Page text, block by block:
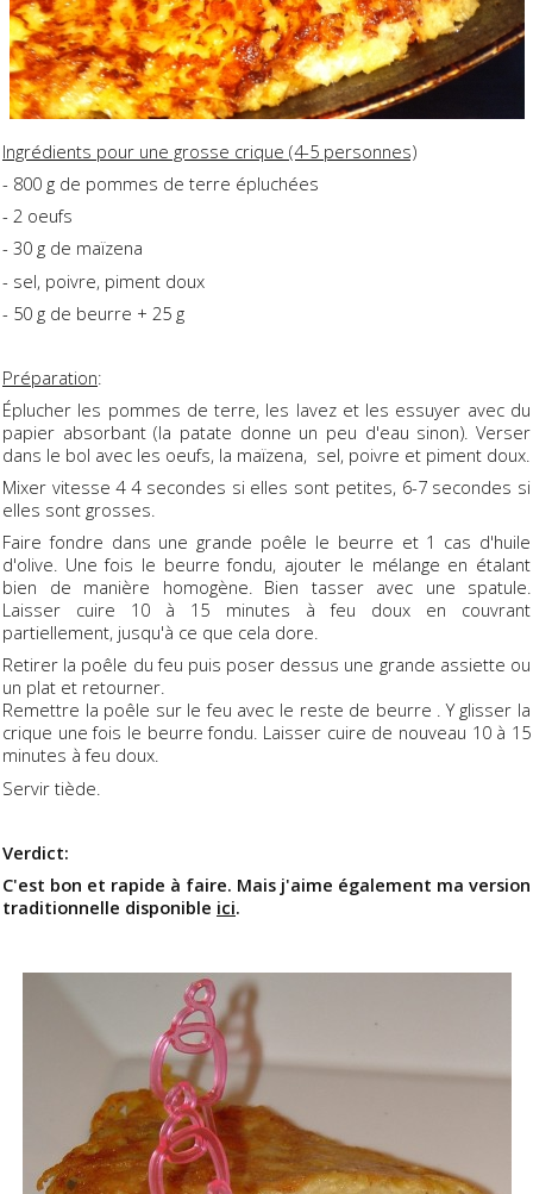
Ingrédients pour une grosse crique (4-5 personnes)
- 800 g de pommes de terre épluchées
- 2 oeufs
- 30 g de maïzena
- sel, poivre, piment doux
- 50 g de beurre + 25 g
Préparation:
Éplucher les pommes de terre, les lavez et les essuyer avec du
papier absorbant (la patate donne un peu d'eau sinon). Verser
dans le bol avec les oeufs, la maïzena, sel, poivre et piment doux.
Mixer vitesse 4 4 secondes si elles sont petites, 6-7 secondes si
elles sont grosses.
Faire fondre dans une grande poêle le beurre et 1 cas d'huile
d'olive. Une fois le beurre fondu, ajouter le mélange en étalant
bien de manière homogène. Bien tasser avec une spatule.
Laisser cuire 10 à 15 minutes à feu doux en couvrant
partiellement, jusqu'à ce que cela dore.
Retirer la poêle du feu puis poser dessus une grande assiette ou
un plat et retourner.
Remettre la poêle sur le feu avec le reste de beurre . Y glisser la
crique une fois le beurre fondu. Laisser cuire de nouveau 10 à 15
minutes à feu doux.
Servir tiède.
Verdict:
C'est bon et rapide à faire. Mais j'aime également ma version
traditionnelle disponible ici.